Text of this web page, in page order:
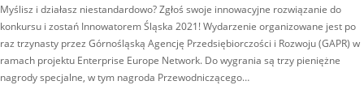
Myślisz i działasz niestandardowo? Zgłoś swoje innowacyjne rozwiązanie do
konkursu i zostań Innowatorem Śląska 2021! Wydarzenie organizowane jest po
raz trzynasty przez Górnośląską Agencję Przedsiębiorczości i Rozwoju (GAPR) w
ramach projektu Enterprise Europe Network. Do wygrania są trzy pieniężne
nagrody specjalne, w tym nagroda Przewodniczącego…